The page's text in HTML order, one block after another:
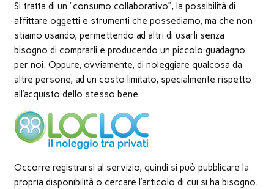
Si tratta di un “consumo collaborativo”, la possibilità di
affittare oggetti e strumenti che possediamo, ma che non
stiamo usando, permettendo ad altri di usarli senza
bisogno di comprarli e producendo un piccolo guadagno
per noi. Oppure, ovviamente, di noleggiare qualcosa da
altre persone, ad un costo limitato, specialmente rispetto
all’acquisto dello stesso bene.
Occorre registrarsi al servizio, quindi si può pubblicare la
propria disponibilità o cercare l’articolo di cui si ha bisogno.